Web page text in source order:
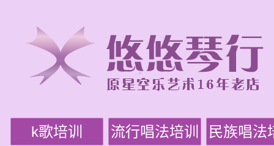
k歌培训 流行唱法培训 民族唱法